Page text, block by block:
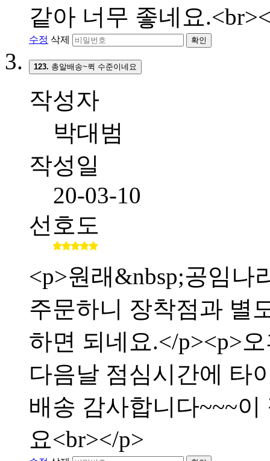
같아 너무 좋네요
수정 삭제 확인
123. 총알배송~퀵 수준이네요
작성자
박대범
작성일
20-03-10
선호도
<p>원래&nbsp;공임나
주문하니 장착점과 별
하면 되네요.</p><p>
다음날 점심시간에 타
배송 감사합니다~~~
요<br></p>